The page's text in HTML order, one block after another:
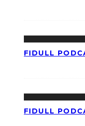
FIDULL
FIDULL